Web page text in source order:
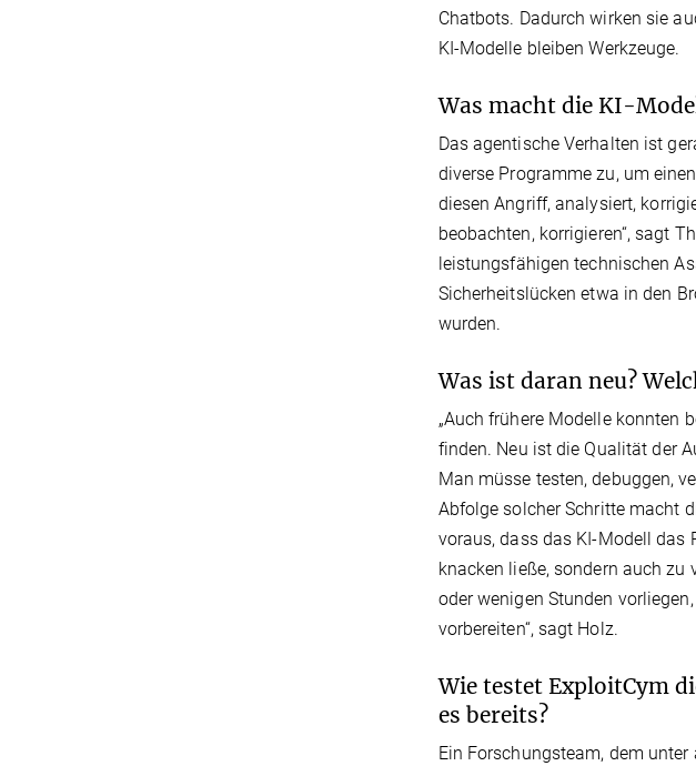
Chatbots. Dadurch wirken sie
KI-Modelle bleiben Werkzeuge.
Was macht die KI-
Das agentische Verhalten ist
diverse Programme zu, um
diesen Angriff, analysiert,
beobachten, korrigieren“, sagt
leistungsfähigen technischen
Sicherheitslücken etwa in den
wurden.
Was ist daran neu?
„Auch frühere Modelle konnten
finden. Neu ist die Qualität der
Man müsse testen, debuggen,
Abfolge solcher Schritte macht
voraus, dass das KI-Modell das
knacken ließe, sondern auch zu
oder wenigen Stunden
vorbereiten“, sagt Holz.
Wie testet ExploitCym
es bereits?
Ein Forschungsteam, dem